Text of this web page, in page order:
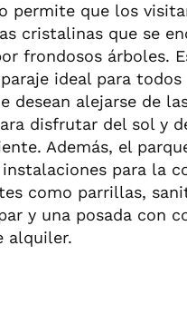
permite que los
cristalinas que se
frondosos árboles.
ideal para todos
desean alejarse de
disfrutar del sol y
Además, el
para la
como parrillas,
y una posada con
alquiler.